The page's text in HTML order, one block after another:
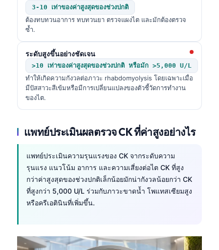
3-10 เท่าของค่าสูงสุดของช่วงปกติ
ต้องทบทวนอาการ ทบทวนยา ตรวจแผงไต และมักต้องตรวจ
ซ้ำ.
ระดับสูงขึ้นอย่างชัดเจน
>10 เท่าของค่าสูงสุดของช่วงปกติ หรือมัก >5,000 U/L
ทำให้เกิดความกังวลต่อภาวะ rhabdomyolysis โดยเฉพาะเมื่อ
มีปัสสาวะสีเข้มหรือมีการเปลี่ยนแปลงของตัวชี้วัดการทำงาน
ของไต.
แพทย์ประเมินผลตรวจ CK ที่ค่าสูงอย่างไร
แพทย์ประเมินความรุนแรงของ CK จากระดับความ
รุนแรง แนวโน้ม อาการ และความเสี่ยงต่อไต CK ที่สูง
กว่าค่าสูงสุดของช่วงปกติเล็กน้อยมักน่ากังวลน้อยกว่า CK
ที่สูงกว่า 5,000 U/L ร่วมกับภาวะขาดน้ำ โพแทสเซียมสูง
หรือครีเอตินินที่เพิ่มขึ้น.